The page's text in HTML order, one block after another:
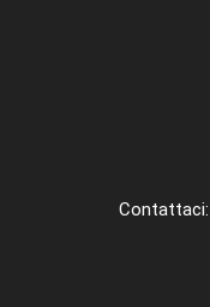
Contattaci: